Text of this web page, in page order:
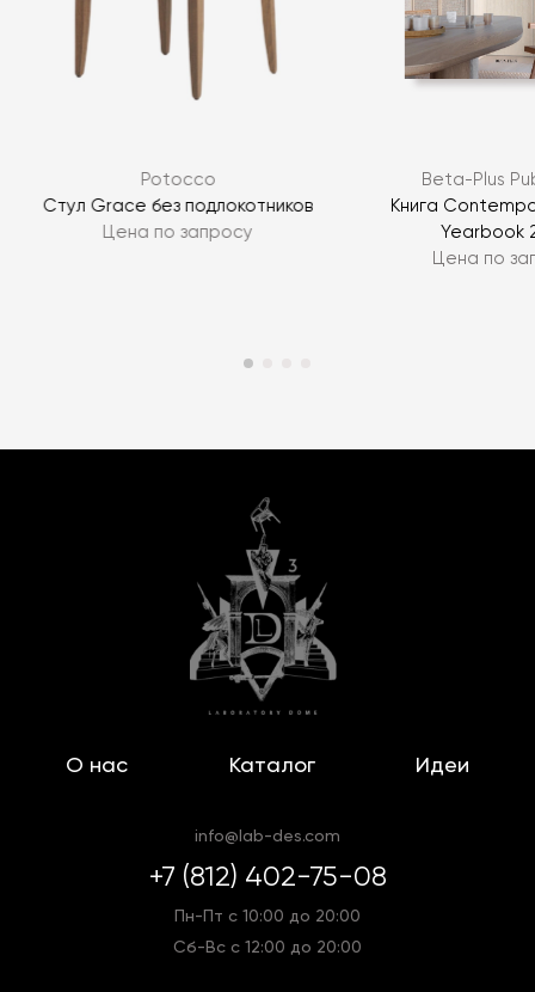
Potocco
Стул Grace без подлокотников
Цена по запросу
Beta-Plus
Книга
Yearbook
Цена по
О нас Каталог Идеи
info@lab-des.com
+7 (812) 402-75-08
Пн-Пт с 10:00 до 20:00
Сб-Вс с 12:00 до 20:00